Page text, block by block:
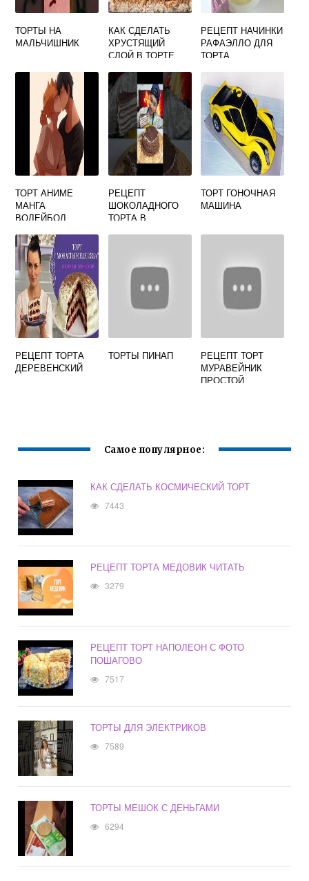
ТОРТЫ НА
МАЛЬЧИШНИК
КАК СДЕЛАТЬ
ХРУСТЯЩИЙ
СЛОЙ В ТОРТЕ
РЕЦЕПТ НАЧИНКИ
РАФАЭЛЛО ДЛЯ
ТОРТА
ТОРТ АНИМЕ
МАНГА
ВОЛЕЙБОЛ
РЕЦЕПТ
ШОКОЛАДНОГО
ТОРТА В
ТОРТ ГОНОЧНАЯ
МАШИНА
РЕЦЕПТ ТОРТА
ДЕРЕВЕНСКИЙ
ТОРТЫ ПИНАП
РЕЦЕПТ ТОРТ
МУРАВЕЙНИК
ПРОСТОЙ
Самое популярное:
КАК СДЕЛАТЬ КОСМИЧЕСКИЙ ТОРТ
7443
РЕЦЕПТ ТОРТА МЕДОВИК ЧИТАТЬ
3279
РЕЦЕПТ ТОРТ НАПОЛЕОН С ФОТО
ПОШАГОВО
7517
ТОРТЫ ДЛЯ ЭЛЕКТРИКОВ
7589
ТОРТЫ МЕШОК С ДЕНЬГАМИ
6294